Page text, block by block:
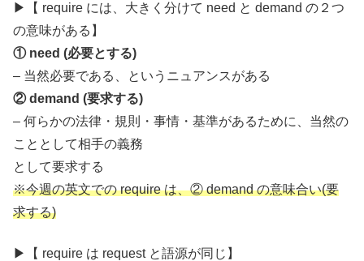
▶︎【 require には、大きく分けて need と demand の２つ
の意味がある】
① need (必要とする)
– 当然必要である、というニュアンスがある
② demand (要求する)
– 何らかの法律・規則・事情・基準があるために、当然の
こととして相手の義務
として要求する
※今週の英文での require は、② demand の意味合い(要
求する)
▶︎【 require は request と語源が同じ】